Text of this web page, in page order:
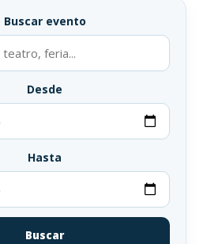
Buscar evento
Desde
Hasta
Buscar